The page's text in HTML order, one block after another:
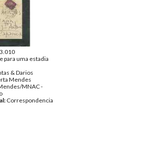
para uma estadia
& Darios
Mendes
MNAC -
Correspondencia